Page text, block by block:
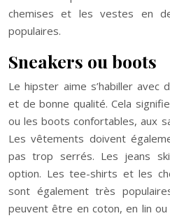
chemises et les vestes en
populaires.
Sneakers ou boots
Le hipster aime s’habiller avec
et de bonne qualité. Cela
ou les boots confortables, aux
Les vêtements doivent
pas trop serrés. Les jeans
option. Les tee-shirts et les
sont également très
peuvent être en coton, en lin